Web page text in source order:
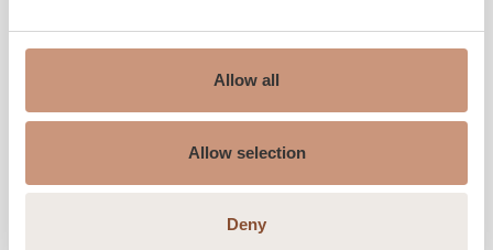
Allow all
Allow selection
Deny
Raita S